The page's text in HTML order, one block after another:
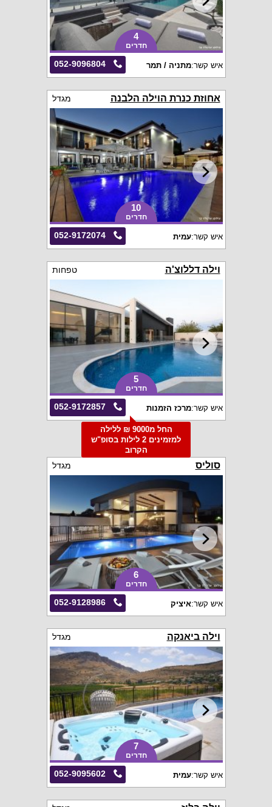
4
חדרים
052-9096804 איש קשר:מתניה / תמר
אחוזת כנרת הוילה הלבנה מגדל
10
חדרים
052-9172074 איש קשר:עמית
וילה דללוצ'ה טפחות
5
חדרים
052-9172857 איש קשר:מרכז הזמנות
החל מ9000 ₪ ללילה
למזמינים 2 לילות בסופ"ש
הקרוב
סוליס מגדל
6
חדרים
052-9128986 איש קשר:איציק
וילה ביאנקה מגדל
7
חדרים
052-9095602 איש קשר:עמית